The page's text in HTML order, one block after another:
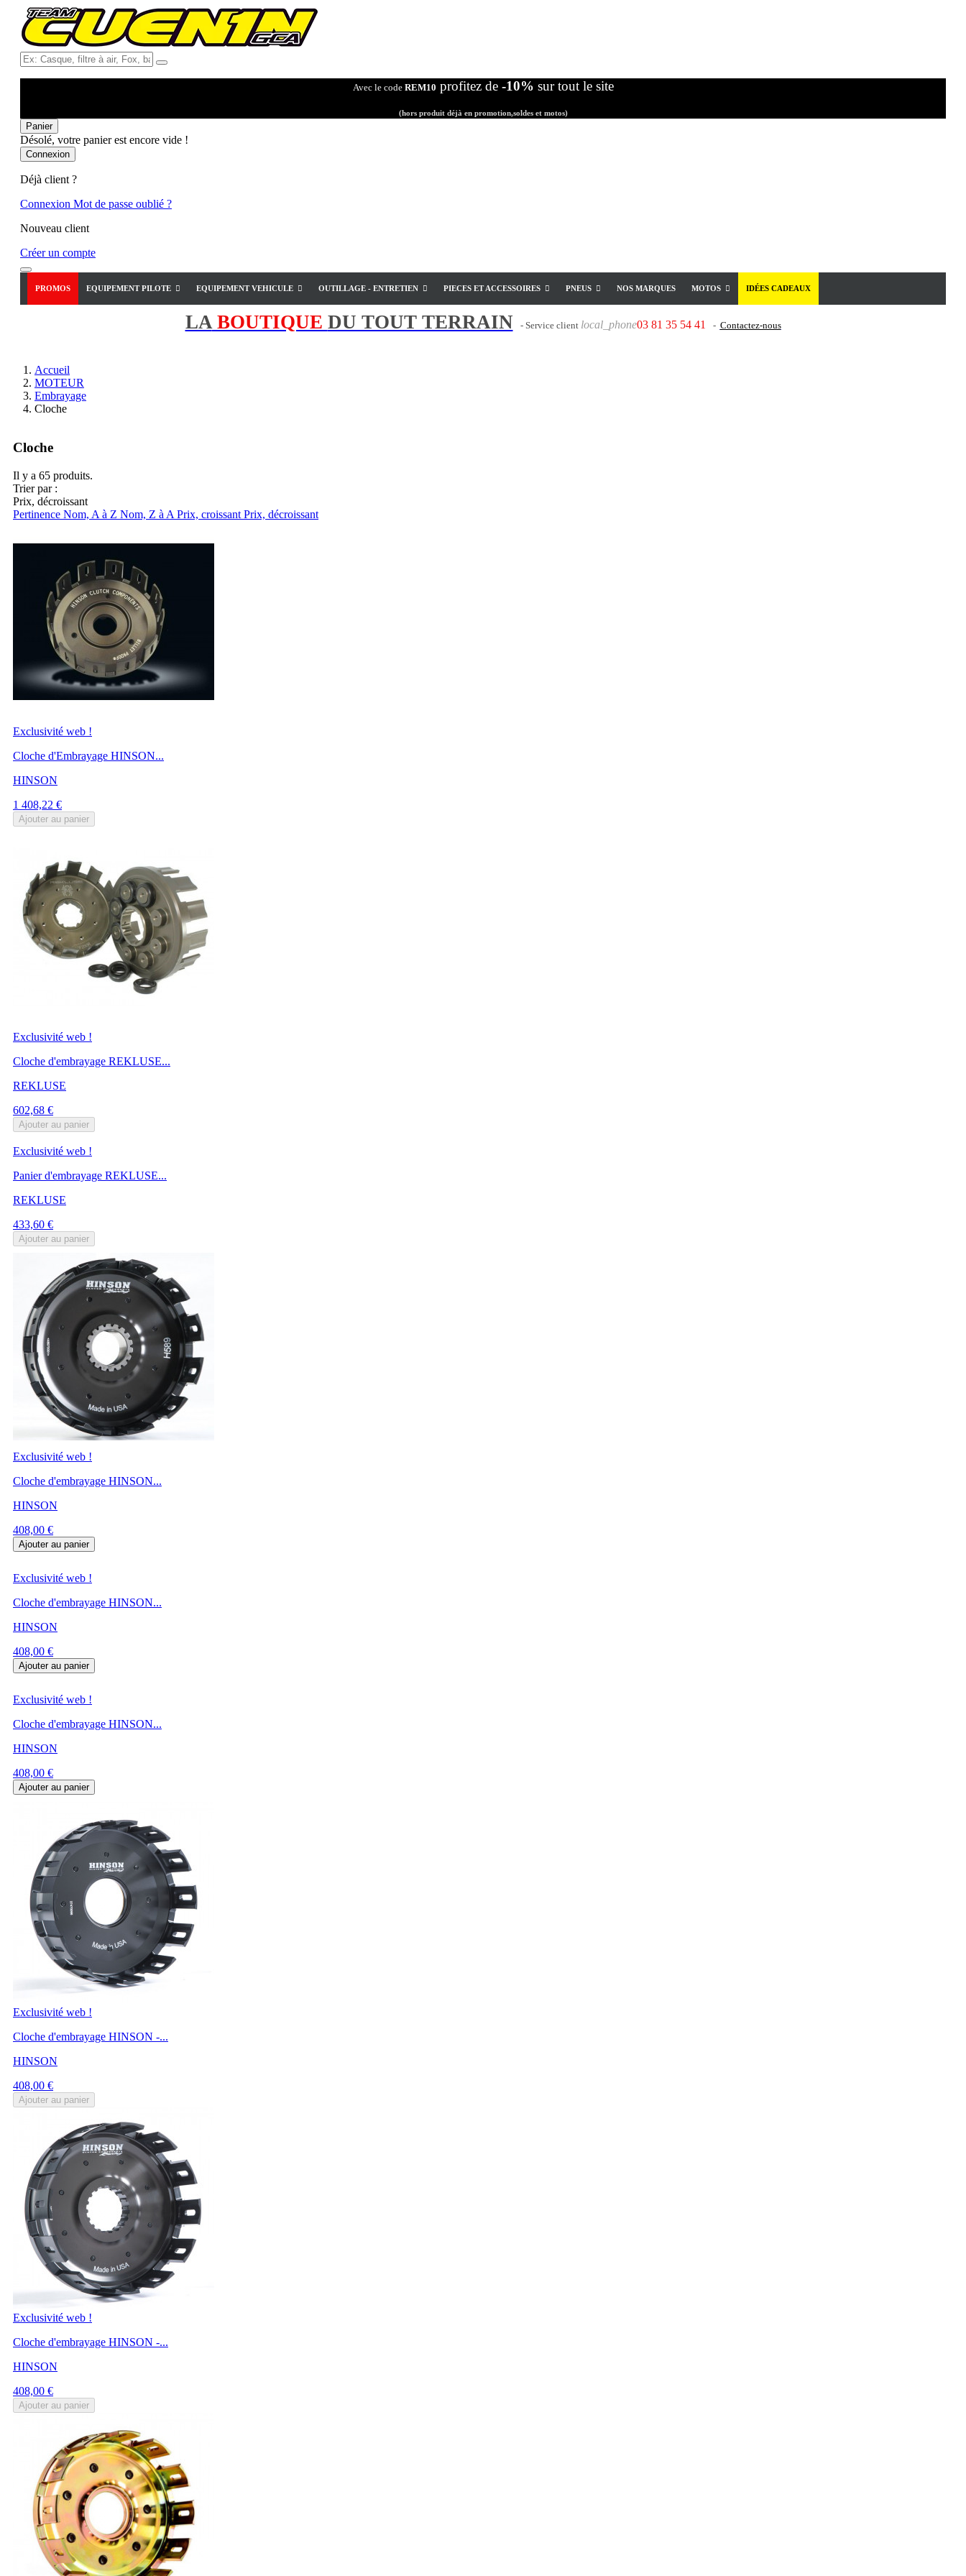
Ex:
Casque,
Fox,
...
Avec le code REM10 profitez de -10% sur tout le site
(hors produit déjà en promotion,soldes et motos)
Panier
Désolé, votre panier est encore vide !
Connexion
Déjà client ?
Connexion Mot de passe oublié ?
Nouveau client
Créer un compte
PROMOS EQUIPEMENT PILOTE EQUIPEMENT VEHICULE OUTILLAGE - ENTRETIEN PIECES ET ACCESSOIRES PNEUS NOS MARQUES MOTOS IDÉES CADEAUX
LABOUTIQUE DU TOUT TERRAIN - Service client local_phone03 81 35 54 41 - Contactez-nous
Accueil
MOTEUR
Embrayage
Cloche
Cloche
Il y a 65 produits.
Trier par :
Prix, décroissant
Pertinence Nom, A à Z Nom, Z à A Prix, croissant Prix, décroissant
Exclusivité web !
Cloche d'Embrayage HINSON...
HINSON
Prix
1 408,22 €
Ajouter au panier
Exclusivité web !
Cloche d'embrayage REKLUSE...
REKLUSE
Prix
602,68 €
Ajouter au panier
Exclusivité web !
Panier d'embrayage REKLUSE...
REKLUSE
Prix
433,60 €
Ajouter au panier
Exclusivité web !
Cloche d'embrayage HINSON...
HINSON
Prix
408,00 €
Ajouter au panier
Exclusivité web !
Cloche d'embrayage HINSON...
HINSON
Prix
408,00 €
Ajouter au panier
Exclusivité web !
Cloche d'embrayage HINSON...
HINSON
Prix
408,00 €
Ajouter au panier
Exclusivité web !
Cloche d'embrayage HINSON -...
HINSON
Prix
408,00 €
Ajouter au panier
Exclusivité web !
Cloche d'embrayage HINSON -...
HINSON
Prix
408,00 €
Ajouter au panier